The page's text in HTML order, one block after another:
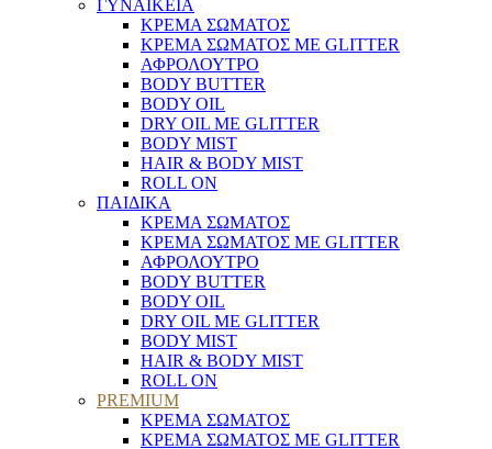
ΓΥΝΑΙΚΕΙΑ
ΚΡΕΜΑ ΣΩΜΑΤΟΣ
ΚΡΕΜΑ ΣΩΜΑΤΟΣ ΜΕ GLITTER
ΑΦΡΟΛΟΥΤΡΟ
BODY BUTTER
BODY OIL
DRY OIL ΜΕ GLITTER
BODY MIST
HAIR & BODY MIST
ROLL ON
ΠΑΙΔΙΚΑ
ΚΡΕΜΑ ΣΩΜΑΤΟΣ
ΚΡΕΜΑ ΣΩΜΑΤΟΣ ΜΕ GLITTER
ΑΦΡΟΛΟΥΤΡΟ
BODY BUTTER
BODY OIL
DRY OIL ΜΕ GLITTER
BODY MIST
HAIR & BODY MIST
ROLL ON
PREMIUM
ΚΡΕΜΑ ΣΩΜΑΤΟΣ
ΚΡΕΜΑ ΣΩΜΑΤΟΣ ΜΕ GLITTER